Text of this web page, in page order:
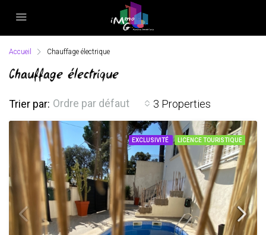
Accueil Chauffage électrique
Chauffage électrique
3 Properties
Trier par: Ordre par défaut
EXCLUSIVITÉ LICENCE TOURISTIQUE